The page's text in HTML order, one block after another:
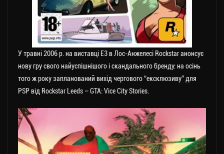
У травні 2006 р. на виставці E3 в Лос-Анжелесі Rockstar анонсує
нову гру свого найуспішнішого і скандального бренду: на осінь
того ж року запланований вихід чергового “ексклюзиву” для
PSP від Rockstar Leeds – GTA: Vice City Stories.